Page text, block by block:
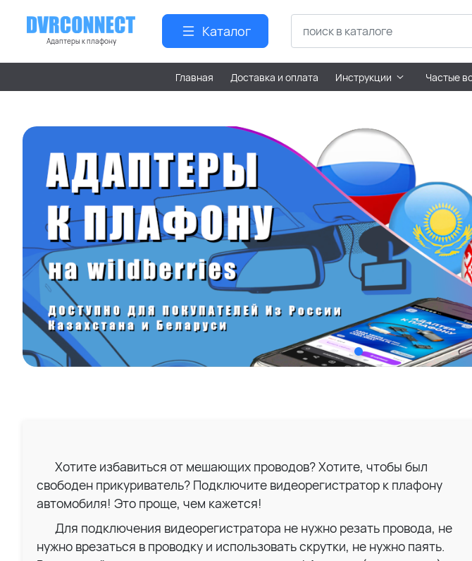
Адаптеры к плафону
Каталог
Главная Доставка и оплата Инструкции Частые
Хотите избавиться от мешающих проводов? Хотите, чтобы был
свободен прикуриватель? Подключите видеорегистратор к плафону
автомобиля! Это проще, чем кажется!
Для подключения видеорегистратора не нужно резать провода, не
нужно врезаться в проводку и использовать скрутки, не нужно паять.